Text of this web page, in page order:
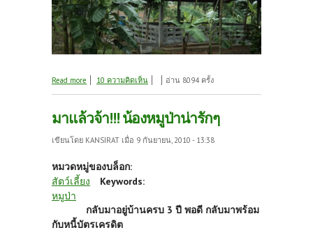
Read more about เชิญชมรอบบ้านน้องหมูค่ะ
10 ความคิดเห็น อ่าน 8094 ครั้ง
มาแล้วจ้า!!! น้องหมูป่าน่ารักๆ
เขียนโดย KANSIRAT เมื่อ 9 กันยายน, 2010 - 13:38
หมวดหมู่ของบล็อก:
สัตว์เลี้ยง
Keywords:
หมูป่า
กลับมาอยู่บ้านครบ 3 ปี พอดี กลับมาพร้อม
กับหนี้บัตรเครดิต